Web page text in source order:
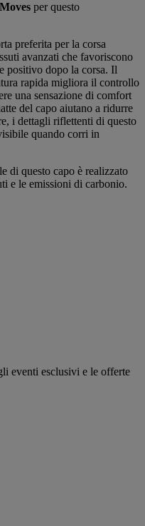
Moves per questo
preferita per la corsa
avanzati che favoriscono
positivo dopo la corsa. Il
rapida migliora il controllo
una sensazione di comfort
del capo aiutano a ridurre
i dettagli riflettenti di questo
quando corri in
di questo capo è realizzato
e le emissioni di carbonio.
eventi esclusivi e le offerte